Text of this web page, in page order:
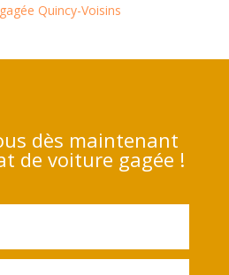
Quincy-Voisins
dès maintenant
de voiture gagée !